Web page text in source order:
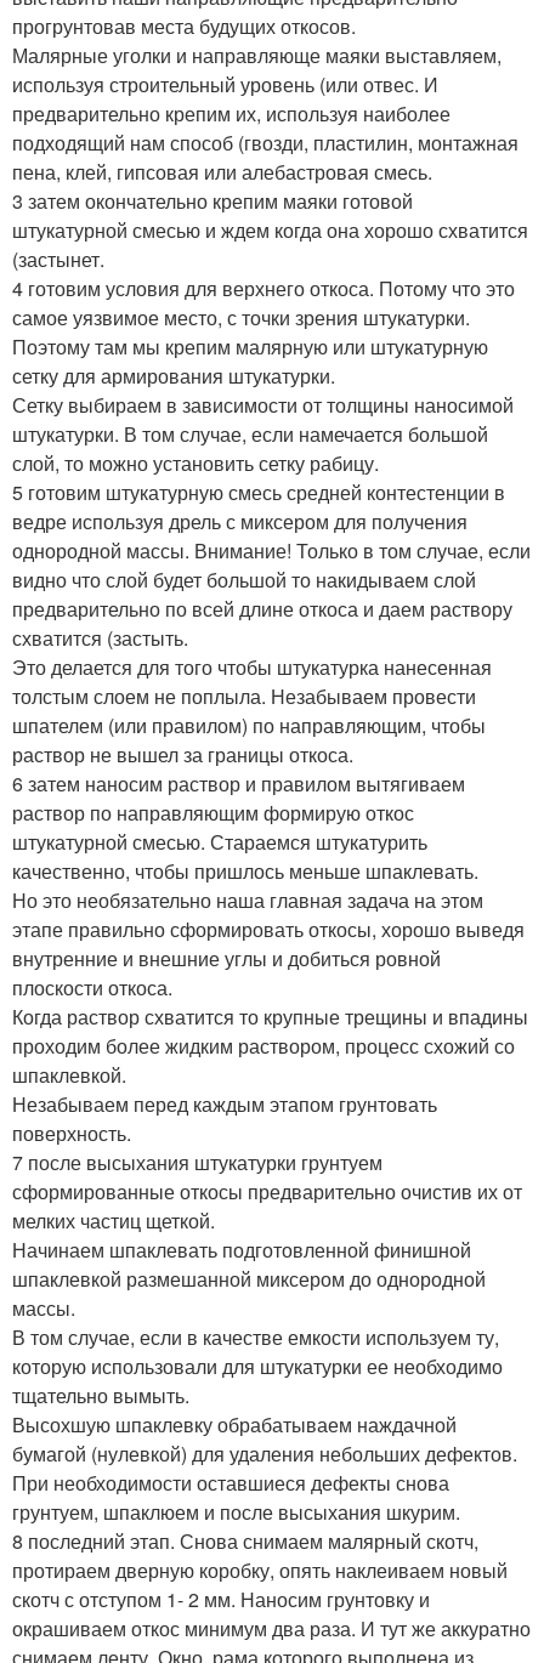
прогрунтовав места будущих откосов.
Малярные уголки и направляюще маяки выставляем,
используя строительный уровень (или отвес. И
предварительно крепим их, используя наиболее
подходящий нам способ (гвозди, пластилин, монтажная
пена, клей, гипсовая или алебастровая смесь.
3 затем окончательно крепим маяки готовой
штукатурной смесью и ждем когда она хорошо схватится
(застынет.
4 готовим условия для верхнего откоса. Потому что это
самое уязвимое место, с точки зрения штукатурки.
Поэтому там мы крепим малярную или штукатурную
сетку для армирования штукатурки.
Сетку выбираем в зависимости от толщины наносимой
штукатурки. В том случае, если намечается большой
слой, то можно установить сетку рабицу.
5 готовим штукатурную смесь средней контестенции в
ведре используя дрель с миксером для получения
однородной массы. Внимание! Только в том случае, если
видно что слой будет большой то накидываем слой
предварительно по всей длине откоса и даем раствору
схватится (застыть.
Это делается для того чтобы штукатурка нанесенная
толстым слоем не поплыла. Незабываем провести
шпателем (или правилом) по направляющим, чтобы
раствор не вышел за границы откоса.
6 затем наносим раствор и правилом вытягиваем
раствор по направляющим формирую откос
штукатурной смесью. Стараемся штукатурить
качественно, чтобы пришлось меньше шпаклевать.
Но это необязательно наша главная задача на этом
этапе правильно сформировать откосы, хорошо выведя
внутренние и внешние углы и добиться ровной
плоскости откоса.
Когда раствор схватится то крупные трещины и впадины
проходим более жидким раствором, процесс схожий со
шпаклевкой.
Незабываем перед каждым этапом грунтовать
поверхность.
7 после высыхания штукатурки грунтуем
сформированные откосы предварительно очистив их от
мелких частиц щеткой.
Начинаем шпаклевать подготовленной финишной
шпаклевкой размешанной миксером до однородной
массы.
В том случае, если в качестве емкости используем ту,
которую использовали для штукатурки ее необходимо
тщательно вымыть.
Высохшую шпаклевку обрабатываем наждачной
бумагой (нулевкой) для удаления небольших дефектов.
При необходимости оставшиеся дефекты снова
грунтуем, шпаклюем и после высыхания шкурим.
8 последний этап. Снова снимаем малярный скотч,
протираем дверную коробку, опять наклеиваем новый
скотч с отступом 1- 2 мм. Наносим грунтовку и
окрашиваем откос минимум два раза. И тут же аккуратно
снимаем ленту. Окно, рама которого выполнена из